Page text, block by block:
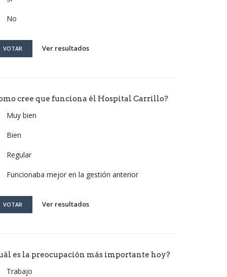
No
VOTAR Ver resultados
cree que funciona él Hospital Carrillo?
Muy bien
Bien
Regular
Funcionaba mejor en la gestión anterior
VOTAR Ver resultados
es la preocupación más importante hoy?
Trabajo